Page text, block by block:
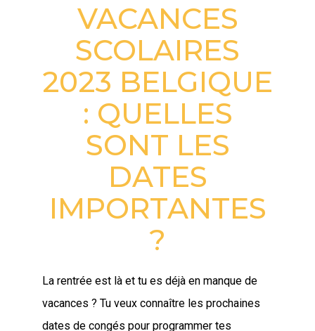
VACANCES
SCOLAIRES
2023 BELGIQUE
: QUELLES
SONT LES
DATES
IMPORTANTES
?
La rentrée est là et tu es déjà en manque de
vacances ? Tu veux connaître les prochaines
dates de congés pour programmer tes